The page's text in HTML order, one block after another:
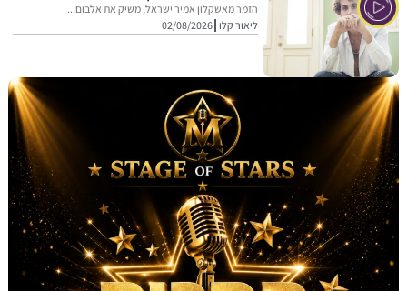
הזמר מאשקלון אמיר ישראל, משיק את אלבום...
ליאור קלו 02/08/2026